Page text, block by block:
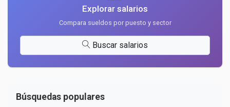
Explorar salarios
Compara sueldos por puesto y sector
Buscar salarios
Búsquedas populares